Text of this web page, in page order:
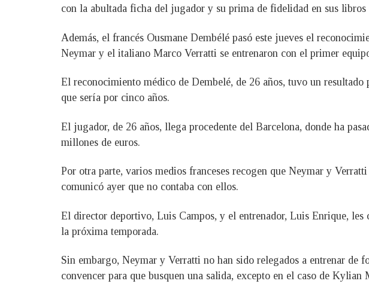
con la abultada ficha del jugador y su prima de fidelidad en sus
Además, el francés Ousmane Dembélé pasó este jueves el
Neymar y el italiano Marco Verratti se entrenaron con el primer
El reconocimiento médico de Dembelé, de 26 años, tuvo un
que sería por cinco años.
El jugador, de 26 años, llega procedente del Barcelona, donde ha
millones de euros.
Por otra parte, varios medios franceses recogen que Neymar y
comunicó ayer que no contaba con ellos.
El director deportivo, Luis Campos, y el entrenador, Luis Enrique,
la próxima temporada.
Sin embargo, Neymar y Verratti no han sido relegados a entrenar de
convencer para que busquen una salida, excepto en el caso de